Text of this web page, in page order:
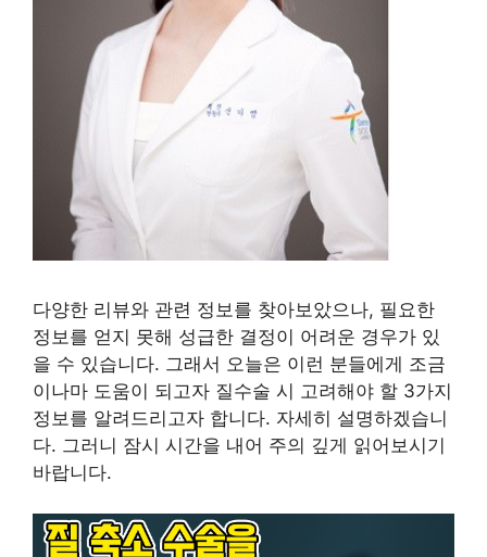
다양한 리뷰와 관련 정보를 찾아보았으나, 필요한
정보를 얻지 못해 성급한 결정이 어려운 경우가 있
을 수 있습니다. 그래서 오늘은 이런 분들에게 조금
이나마 도움이 되고자 질수술 시 고려해야 할 3가지
정보를 알려드리고자 합니다. 자세히 설명하겠습니
다. 그러니 잠시 시간을 내어 주의 깊게 읽어보시기
바랍니다.